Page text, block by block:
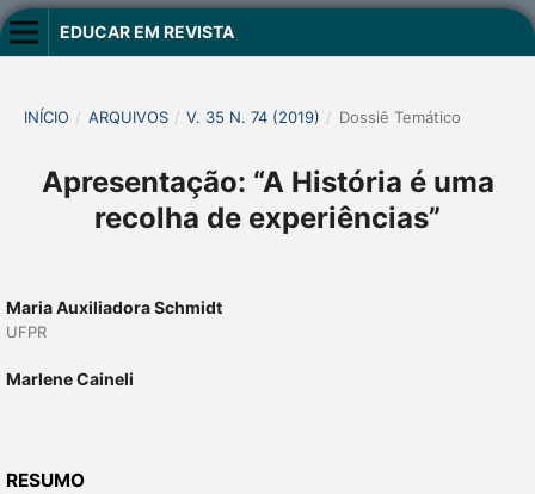
EDUCAR EM REVISTA
INÍCIO / ARQUIVOS / V. 35 N. 74 (2019) / Dossiê Temático
Apresentação: “A História é uma
recolha de experiências”
Maria Auxiliadora Schmidt
UFPR
Marlene Caineli
RESUMO